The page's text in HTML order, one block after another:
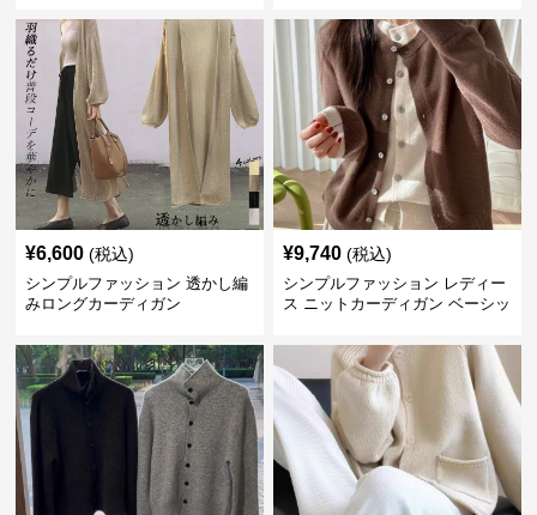
¥6,600 (税込)
シンプルファッション 透かし編
みロングカーディガン
¥9,740 (税込)
シンプルファッション レディー
ス ニットカーディガン ベーシッ